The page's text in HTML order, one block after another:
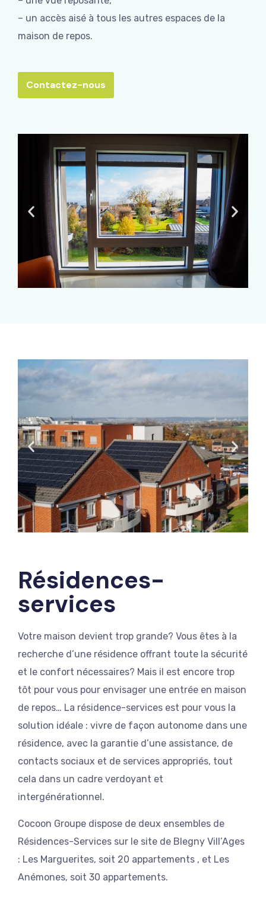
– un accès aisé à tous les autres espaces de la
maison de repos.
Contactez-nous
Résidences-
services
Votre maison devient trop grande? Vous êtes à la
recherche d’une résidence offrant toute la sécurité
et le confort nécessaires? Mais il est encore trop
tôt pour vous pour envisager une entrée en maison
de repos… La résidence-services est pour vous la
solution idéale : vivre de façon autonome dans une
résidence, avec la garantie d’une assistance, de
contacts sociaux et de services appropriés, tout
cela dans un cadre verdoyant et
intergénérationnel.
Cocoon Groupe dispose de deux ensembles de
Résidences-Services sur le site de Blegny Vill’Ages
: Les Marguerites, soit 20 appartements , et Les
Anémones, soit 30 appartements.